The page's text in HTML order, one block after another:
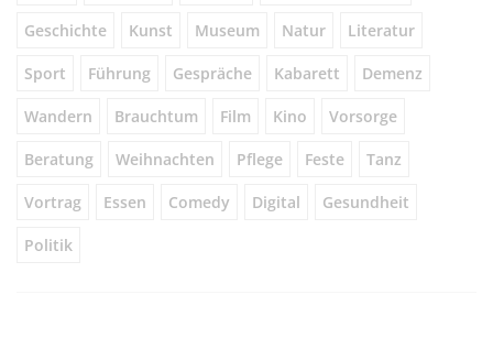
Geschichte Kunst Museum Natur Literatur
Sport Führung Gespräche Kabarett Demenz
Wandern Brauchtum Film Kino Vorsorge
Beratung Weihnachten Pflege Feste Tanz
Vortrag Essen Comedy Digital Gesundheit
Politik